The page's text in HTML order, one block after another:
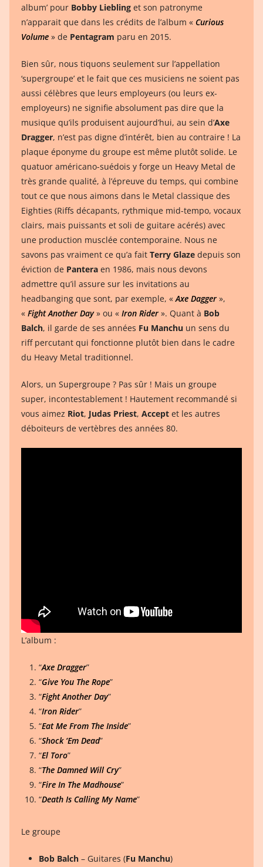
album’ pour Bobby Liebling et son patronyme
n’apparait que dans les crédits de l’album « Curious
Volume » de Pentagram paru en 2015.
Bien sûr, nous tiquons seulement sur l’appellation
‘supergroupe’ et le fait que ces musiciens ne soient pas
aussi célèbres que leurs employeurs (ou leurs ex-
employeurs) ne signifie absolument pas dire que la
musique qu’ils produisent aujourd’hui, au sein d’Axe
Dragger, n’est pas digne d’intérêt, bien au contraire ! La
plaque éponyme du groupe est même plutôt solide. Le
quatuor américano-suédois y forge un Heavy Metal de
très grande qualité, à l’épreuve du temps, qui combine
tout ce que nous aimons dans le Metal classique des
Eighties (Riffs décapants, rythmique mid-tempo, vocaux
clairs, mais puissants et soli de guitare acérés) avec
une production musclée contemporaine. Nous ne
savons pas vraiment ce qu’a fait Terry Glaze depuis son
éviction de Pantera en 1986, mais nous devons
admettre qu’il assure sur les invitations au
headbanging que sont, par exemple, «Axe Dagger »,
« Fight Another Day» ou « Iron Rider ». Quant à Bob
Balch, il garde de ses années Fu Manchu un sens du
riff percutant qui fonctionne plutôt bien dans le cadre
du Heavy Metal traditionnel.
Alors, un Supergroupe ? Pas sûr ! Mais un groupe
super, incontestablement ! Hautement recommandé si
vous aimez Riot, Judas Priest, Accept et les autres
déboiteurs de vertèbres des années 80.
L’album :
“Axe Dragger”
“Give You The Rope”
“Fight Another Day”
“Iron Rider”
“Eat Me From The Inside”
“Shock ‘Em Dead”
“El Toro”
“The Damned Will Cry”
“Fire In The Madhouse”
“Death Is Calling My Name”
Le groupe
Bob Balch – Guitares (Fu Manchu)